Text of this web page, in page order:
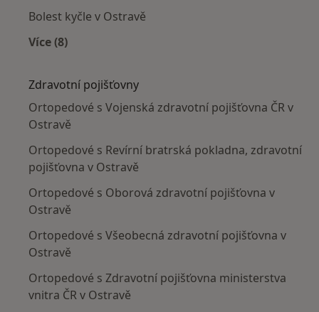
Bolest kyčle v Ostravě
Více (8)
Zdravotní pojišťovny
Ortopedové s Vojenská zdravotní pojišťovna ČR v
Ostravě
Ortopedové s Revírní bratrská pokladna, zdravotní
pojišťovna v Ostravě
Ortopedové s Oborová zdravotní pojišťovna v
Ostravě
Ortopedové s Všeobecná zdravotní pojišťovna v
Ostravě
Ortopedové s Zdravotní pojišťovna ministerstva
vnitra ČR v Ostravě